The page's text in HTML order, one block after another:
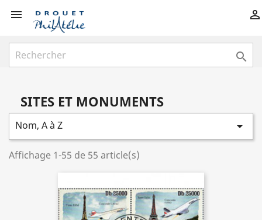
 

SITES ET MONUMENTS
Nom, A à Z 
Affichage 1-55 de 55 article(s)